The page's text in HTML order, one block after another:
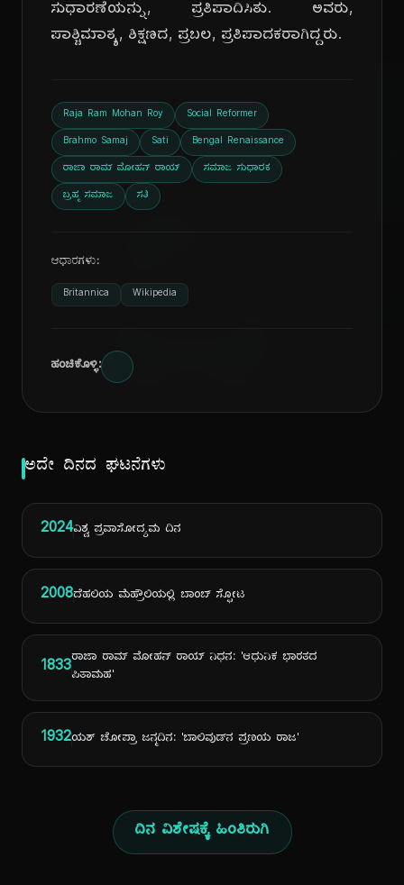
ದಿ
ಸುಧಾರಣೆಯನ್ನು, ಪ್ರತಿಪಾದಿಸಿತು. ಅವರು,
ಪಾಶ್ಚಿಮಾತ್ಯ, ಶಿಕ್ಷಣದ, ಪ್ರಬಲ, ಪ್ರತಿಪಾದಕರಾಗಿದ್ದರು.
Raja Ram Mohan Roy Social Reformer
Brahmo Samaj Sati Bengal Renaissance
ರಾಜಾ ರಾಮ್ ಮೋಹನ್ ರಾಯ್ ಸಮಾಜ ಸುಧಾರಕ
ಬ್ರಹ್ಮ ಸಮಾಜ ಸತಿ
ಆಧಾರಗಳು:
Britannica Wikipedia
ಹಂಚಿಕೊಳ್ಳಿ:
ಅದೇ ದಿನದ ಘಟನೆಗಳು
2024ವಿಶ್ವ ಪ್ರವಾಸೋದ್ಯಮ ದಿನ
2008ದೆಹಲಿಯ ಮೆಹ್ರೌಲಿಯಲ್ಲಿ ಬಾಂಬ್ ಸ್ಫೋಟ
1833ರಾಜಾ ರಾಮ್ ಮೋಹನ್ ರಾಯ್ ನಿಧನ: 'ಆಧುನಿಕ ಭಾರತದ
ಪಿತಾಮಹ'
1932ಯಶ್ ಚೋಪ್ರಾ ಜನ್ಮದಿನ: 'ಬಾಲಿವುಡ್‌ನ ಪ್ರಣಯ ರಾಜ'
ದಿನ ವಿಶೇಷಕ್ಕೆ ಹಿಂತಿರುಗಿ